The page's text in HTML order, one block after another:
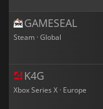
GAMESEAL
Steam · Global
K4G
Xbox Series X · Europe